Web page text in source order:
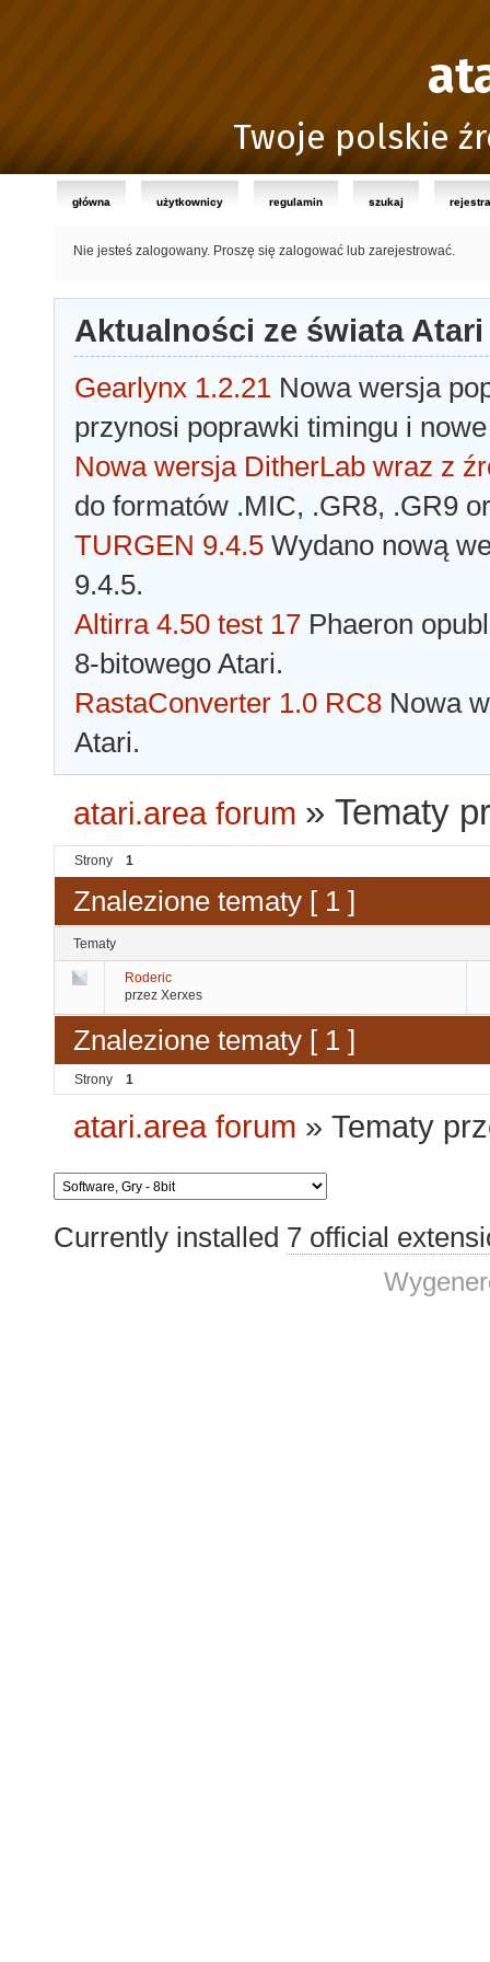
Twoje polskie
główna użytkownicy regulamin szukaj
Nie jesteś zalogowany. Proszę się zalogować lub zarejestrować.
Aktualności ze świata Atari
Gearlynx 1.2.21 Nowa wersja
przynosi poprawki timingu i
Nowa wersja DitherLab wraz z
do formatów .MIC, .GR8, .GR9
TURGEN 9.4.5 Wydano nową
9.4.5.
Altirra 4.50 test 17 Phaeron
8-bitowego Atari.
RastaConverter 1.0 RC8 Nowa
Atari.
atari.area forum »Tematy
Strony 1
Znalezione tematy [ 1 ]
Tematy
Roderic
przez Xerxes
Znalezione tematy [ 1 ]
Strony 1
atari.area forum »Tematy
Currently installed 7 official